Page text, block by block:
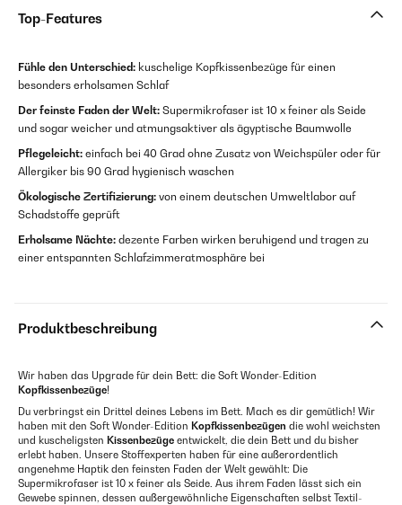
Top-Features
Fühle den Unterschied: kuschelige Kopfkissenbezüge für einen
besonders erholsamen Schlaf
Der feinste Faden der Welt: Supermikrofaser ist 10 x feiner als Seide
und sogar weicher und atmungsaktiver als ägyptische Baumwolle
Pflegeleicht: einfach bei 40 Grad ohne Zusatz von Weichspüler oder für
Allergiker bis 90 Grad hygienisch waschen
Ökologische Zertifizierung: von einem deutschen Umweltlabor auf
Schadstoffe geprüft
Erholsame Nächte: dezente Farben wirken beruhigend und tragen zu
einer entspannten Schlafzimmeratmosphäre bei
Produktbeschreibung
Wir haben das Upgrade für dein Bett: die Soft Wonder-Edition
Kopfkissenbezüge!
Du verbringst ein Drittel deines Lebens im Bett. Mach es dir gemütlich! Wir
haben mit den Soft Wonder-Edition Kopfkissenbezügen die wohl weichsten
und kuscheligsten Kissenbezüge entwickelt, die dein Bett und du bisher
erlebt haben. Unsere Stoffexperten haben für eine außerordentlich
angenehme Haptik den feinsten Faden der Welt gewählt: Die
Supermikrofaser ist 10 x feiner als Seide. Aus ihrem Faden lässt sich ein
Gewebe spinnen, dessen außergewöhnliche Eigenschaften selbst Textil-